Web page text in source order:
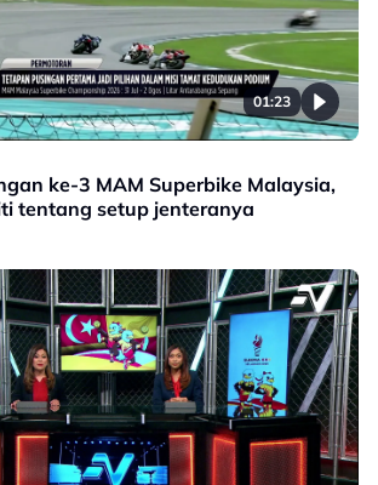
01:23
ke-3 MAM Superbike Malaysia,
tentang setup jenteranya